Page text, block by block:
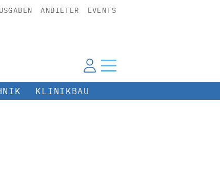
ANBIETER EVENTS
KLINIKBAU